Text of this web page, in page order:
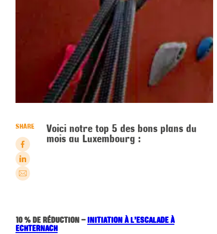
SHARE Voici notre top 5 des bons plans du
mois au Luxembourg :
10 % DE RÉDUCTION –INITIATION À L’ESCALADE À
ECHTERNACH